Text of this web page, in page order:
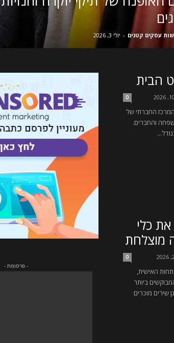
עסקים קטנים - יולי 3, 2026
הבית
0
החברתי של
והחברים.
כלי
מוצלחת
0
האישית,
ביותר
מוכרים
- פרסומת -